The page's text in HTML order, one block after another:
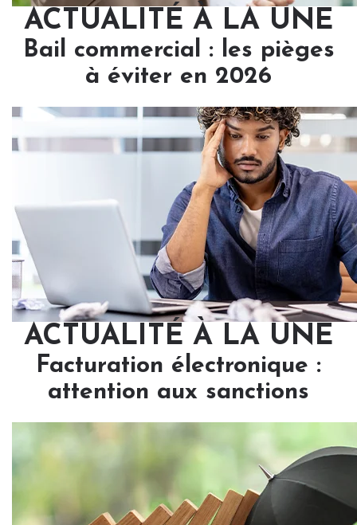
ACTUALITÉ À LA UNE
Bail commercial : les pièges
à éviter en 2026
ACTUALITÉ À LA UNE
Facturation électronique :
attention aux sanctions